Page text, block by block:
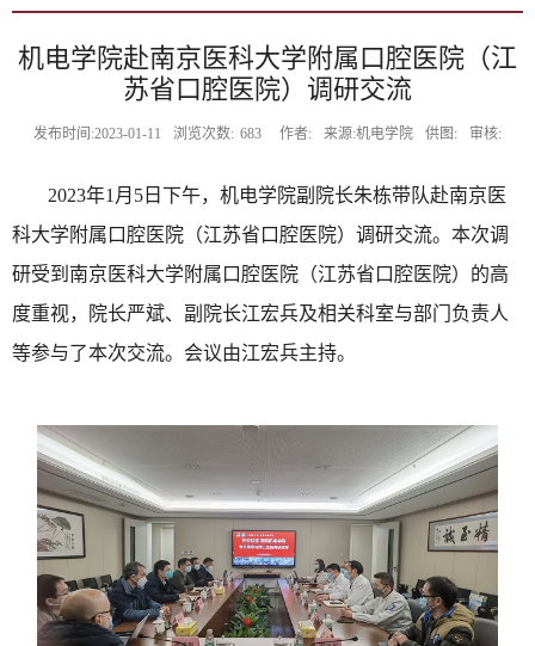
机电学院赴南京医科大学附属口腔医院（江
苏省口腔医院）调研交流
发布时间:2023-01-11 浏览次数: 683 作者: 来源:机电学院 供图: 审核:
2023年1 月 5 日下午，机电学院副院长朱栋带队赴南京医
科大学附属口腔医院（江苏省口腔医院）调研交流。本次调
研受到南京医科大学附属口腔医院（江苏省口腔医院）的高
度重视，院长严斌、副院长江宏兵及相关科室与部门负责人
等参与了本次交流。会议由江宏兵主持。